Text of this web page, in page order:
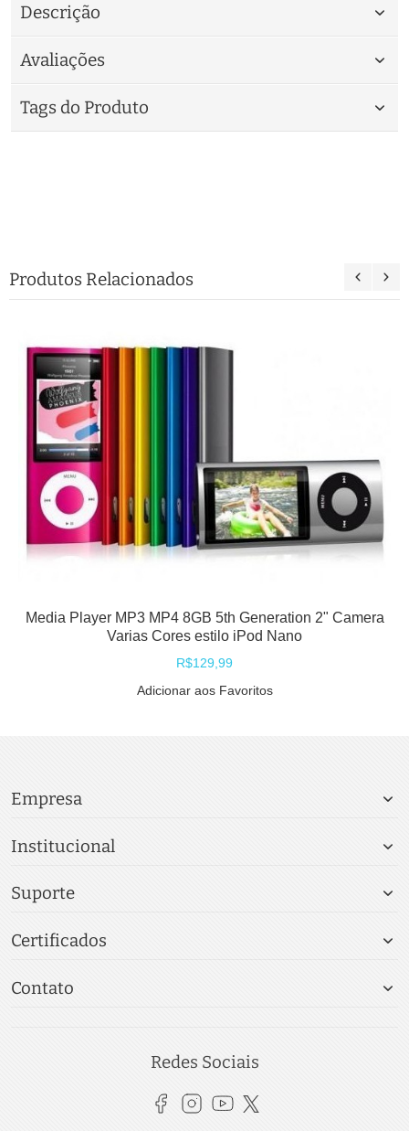
Descrição
Avaliações
Tags do Produto
Produtos Relacionados
Media Player MP3 MP4 8GB 5th Generation 2" Camera
Varias Cores estilo iPod Nano
R$129,99
Adicionar aos Favoritos
Empresa
Institucional
Suporte
Certificados
Contato
Redes Sociais